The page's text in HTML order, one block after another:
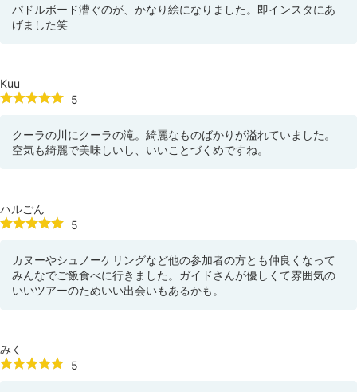
パドルボード漕ぐのが、かなり絵になりました。即インスタにあ
げました笑
Kuu
5
クーラの川にクーラの滝。綺麗なものばかりが溢れていました。
空気も綺麗で美味しいし、いいことづくめですね。
ハルごん
5
カヌーやシュノーケリングなど他の参加者の方とも仲良くなって
みんなでご飯食べに行きました。ガイドさんが優しくて雰囲気の
いいツアーのためいい出会いもあるかも。
みく
5